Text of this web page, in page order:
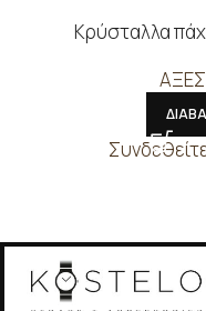
Κρύσταλλα